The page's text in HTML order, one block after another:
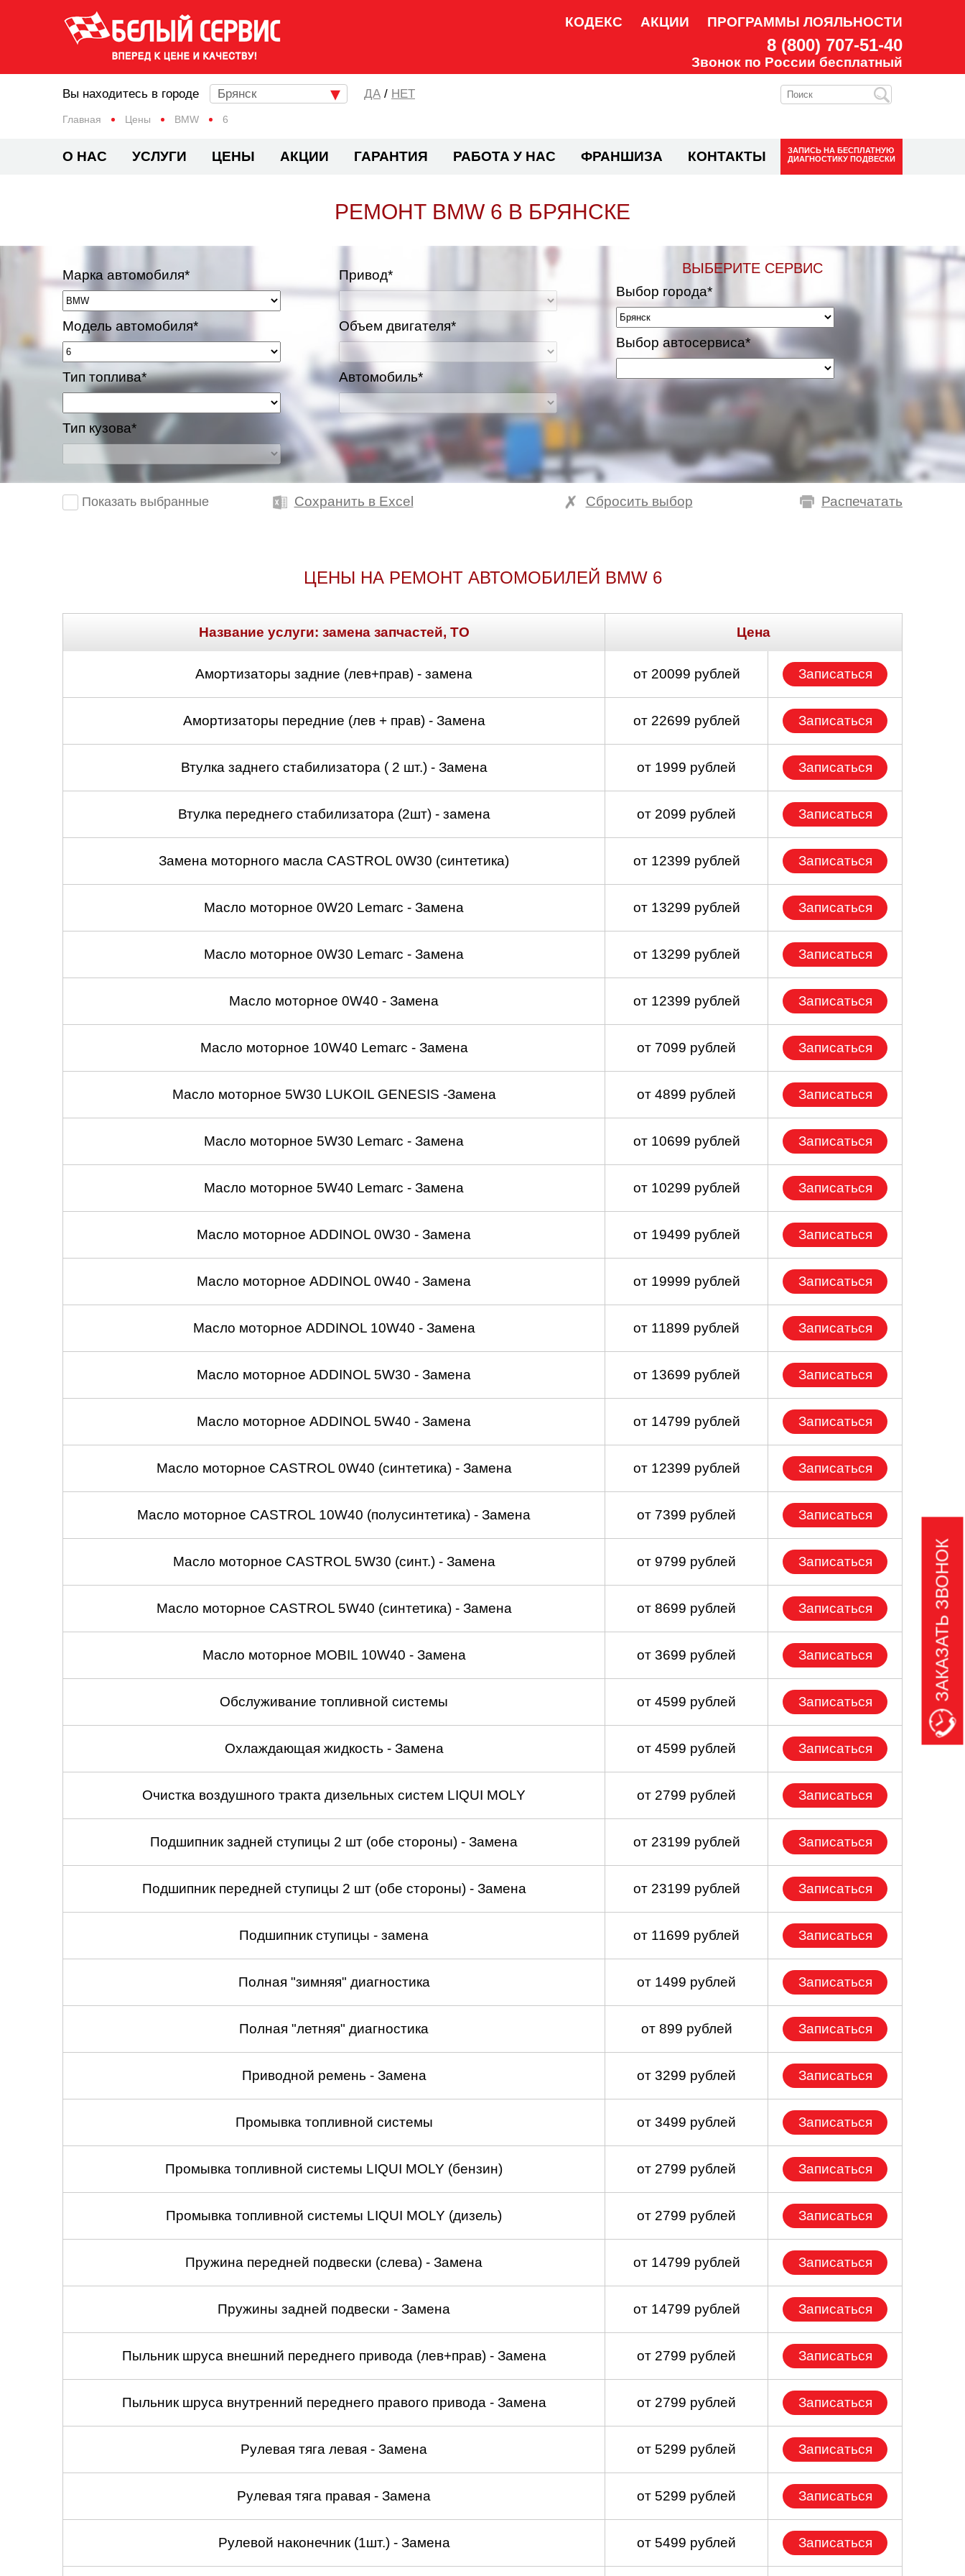
КОДЕКС АКЦИИ ПРОГРАММЫ ЛОЯЛЬНОСТИ
8 (800) 707-51-40
Звонок по России бесплатный
Главная Цены BMW 6
Вы находитесь в городе Брянск / НЕТ
О НАС УСЛУГИ ЦЕНЫ АКЦИИ ГАРАНТИЯ РАБОТА У НАС ФРАНШИЗА КОНТАКТЫ ЗАПИСЬ НА БЕСПЛАТНУЮ
ДИАГНОСТИКУ ПОДВЕСКИ
РЕМОНТ BMW 6 В БРЯНСКЕ
Марка автомобиля*
Модель автомобиля*
Тип топлива*
Тип кузова*
Привод*
Объем двигателя*
Автомобиль*
ВЫБЕРИТЕ СЕРВИС
Выбор города*
Выбор автосервиса*
Показать выбранные Сохранить в Excel Распечатать
Сбросить выбор
ЦЕНЫ НА РЕМОНТ АВТОМОБИЛЕЙ BMW 6
Название услуги: замена запчастей, ТО Цена
Амортизаторы задние (лев+прав) - замена от 20099 рублей Записаться
Амортизаторы передние (лев + прав) - Замена от 22699 рублей Записаться
Втулка заднего стабилизатора ( 2 шт.) - Замена от 1999 рублей Записаться
Втулка переднего стабилизатора (2шт) - замена от 2099 рублей Записаться
Замена моторного масла CASTROL 0W30 (синтетика) от 12399 рублей Записаться
Масло моторное 0W20 Lemarc - Замена от 13299 рублей Записаться
Масло моторное 0W30 Lemarc - Замена от 13299 рублей Записаться
Масло моторное 0W40 - Замена от 12399 рублей Записаться
Масло моторное 10W40 Lemarc - Замена от 7099 рублей Записаться
Масло моторное 5W30 LUKOIL GENESIS -Замена от 4899 рублей Записаться
Масло моторное 5W30 Lemarc - Замена от 10699 рублей Записаться
Масло моторное 5W40 Lemarc - Замена от 10299 рублей Записаться
Масло моторное ADDINOL 0W30 - Замена от 19499 рублей Записаться
Масло моторное ADDINOL 0W40 - Замена от 19999 рублей Записаться
Масло моторное ADDINOL 10W40 - Замена от 11899 рублей Записаться
Масло моторное ADDINOL 5W30 - Замена от 13699 рублей Записаться
Масло моторное ADDINOL 5W40 - Замена от 14799 рублей Записаться
Масло моторное CASTROL 0W40 (синтетика) - Замена от 12399 рублей Записаться
Масло моторное CASTROL 10W40 (полусинтетика) - Замена от 7399 рублей Записаться
Масло моторное CASTROL 5W30 (синт.) - Замена от 9799 рублей Записаться
Масло моторное CASTROL 5W40 (синтетика) - Замена от 8699 рублей Записаться
Масло моторное MOBIL 10W40 - Замена от 3699 рублей Записаться
Обслуживание топливной системы от 4599 рублей Записаться
Охлаждающая жидкость - Замена от 4599 рублей Записаться
Очистка воздушного тракта дизельных систем LIQUI MOLY от 2799 рублей Записаться
Подшипник задней ступицы 2 шт (обе стороны) - Замена от 23199 рублей Записаться
Подшипник передней ступицы 2 шт (обе стороны) - Замена от 23199 рублей Записаться
Подшипник ступицы - замена от 11699 рублей Записаться
Полная "зимняя" диагностика от 1499 рублей Записаться
Полная "летняя" диагностика от 899 рублей Записаться
Приводной ремень - Замена от 3299 рублей Записаться
Промывка топливной системы от 3499 рублей Записаться
Промывка топливной системы LIQUI MOLY (бензин) от 2799 рублей Записаться
Промывка топливной системы LIQUI MOLY (дизель) от 2799 рублей Записаться
Пружина передней подвески (слева) - Замена от 14799 рублей Записаться
Пружины задней подвески - Замена от 14799 рублей Записаться
Пыльник шруса внешний переднего привода (лев+прав) - Замена от 2799 рублей Записаться
Пыльник шруса внутренний переднего правого привода - Замена от 2799 рублей Записаться
Рулевая тяга левая - Замена от 5299 рублей Записаться
Рулевая тяга правая - Замена от 5299 рублей Записаться
Рулевой наконечник (1шт.) - Замена от 5499 рублей Записаться
ЗАКАЗАТЬ ЗВОНОК